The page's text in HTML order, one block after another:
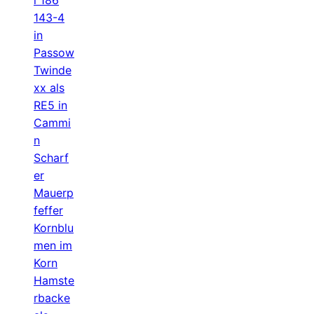
143-4
in
Passow
Twinde
xx als
RE5 in
Cammi
n
Scharf
er
Mauerp
feffer
Kornblu
men im
Korn
Hamste
rbacke